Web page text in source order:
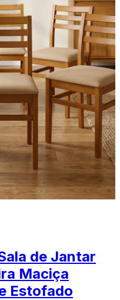
de Jantar
Maciça
Estofado